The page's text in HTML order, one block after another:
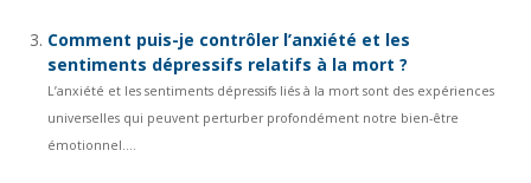
Comment puis-je contrôler l’anxiété et les
sentiments dépressifs relatifs à la mort ?
L’anxiété et les sentiments dépressifs liés à la mort sont des expériences
universelles qui peuvent perturber profondément notre bien-être
émotionnel....